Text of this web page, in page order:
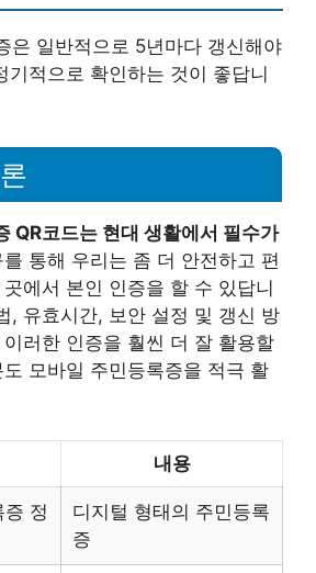
은 일반적으로 5년마다 갱신해야
기적으로 확인하는 것이 좋답니
QR코드는 현대 생활에서 필수가
를 통해 우리는 좀 더 안전하고 편
에서 본인 인증을 할 수 있답니
, 유효시간, 보안 설정 및 갱신 방
러한 인증을 훨씬 더 잘 활용할
모바일 주민등록증을 적극 활
내용
증 정
디지털 형태의 주민등록
증